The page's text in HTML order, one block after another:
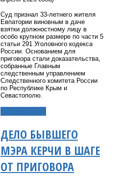
Суд признал 33-летнего жителя
Евпатории виновным в даче
взятки должностному лицу в
особо крупном размере по части 5
статьи 291 Уголовного кодекса
России. Основанием для
приговора стали доказательства,
собранные Главным
следственным управлением
Следственного комитета России
по Республике Крым и
Севастополю.
ДЕЛО БЫВШЕГО
МЭРА КЕРЧИ В ШАГЕ
ОТ ПРИГОВОРА